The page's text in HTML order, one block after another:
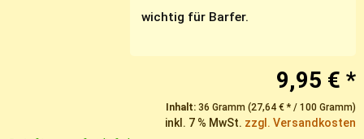
wichtig für Barfer.
9,95 € *
Inhalt: 36 Gramm (27,64 € * / 100 Gramm)
inkl. 7 % MwSt. zzgl. Versandkosten